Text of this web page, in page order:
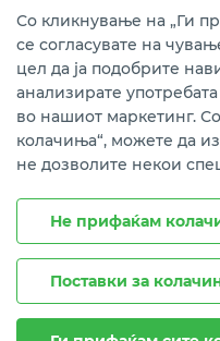
Преземете ја
Со кликнување на „Ги
се согласувате на
цел да ја подобрите
анализирате
во нашиот маркетинг.
колачиња“, можете да
не дозволите некои
Не прифаќам
Поставки за